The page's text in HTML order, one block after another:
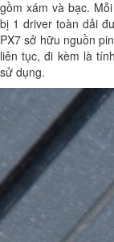
gồm xám và bạc.
bị 1 driver toàn dải
PX7 sở hữu nguồn
liên tục, đi kèm là
sử dụng.​